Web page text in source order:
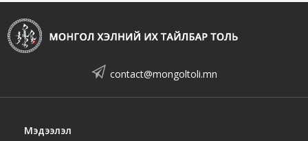
contact@mongoltoli.mn
Мэдээлэл